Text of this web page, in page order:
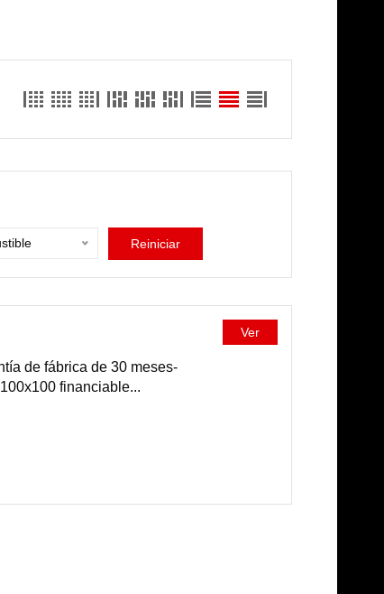
Reiniciar
de fábrica de 30 meses-
financiable...
Ver